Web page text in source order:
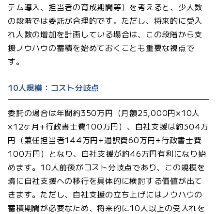
テム導入、担当者の育成期間等）を考えると、少人数
の段階では委託が合理的です。ただし、将来的に受入
れ人数の増加を計画している場合は、この段階から支
援ノウハウの蓄積を始めておくことも重要な視点で
す。
10人規模：コスト分岐点
委託の場合は年間約350万円（月額25,000円×10人
×12ヶ月+行政書士費100万円）、自社支援は約304万
円（兼任担当者144万円+通訳費60万円+行政書士費
100万円）となり、自社支援が約46万円有利になり始
めます。10人前後がコスト分岐点であり、この規模を
境に自社支援への移行を具体的に検討する価値が出て
きます。ただし、自社支援の立ち上げにはノウハウの
蓄積期間が必要なため、将来的に10人以上の受入れを